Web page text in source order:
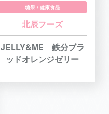
糖果 / 健康食品
北辰フーズ
JELLY&ME 鉄分ブラ
ッドオレンジゼリー